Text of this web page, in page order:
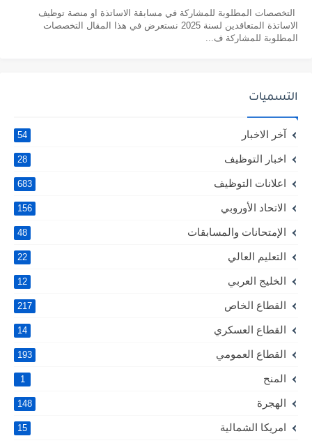
التخصصات المطلوبة للمشاركة في مسابقة الاساتذة او منصة توظيف
الاساتذة المتعاقدين لسنة 2025 نستعرض في هذا المقال التخصصات
المطلوبة للمشاركة ف...
التسميات
آخر الاخبار 54
اخبار التوظيف 28
اعلانات التوظيف 683
الاتحاد الأوروبي 156
الإمتحانات والمسابقات 48
التعليم العالي 22
الخليج العربي 12
القطاع الخاص 217
القطاع العسكري 14
القطاع العمومي 193
المنح 1
الهجرة 148
امريكا الشمالية 15